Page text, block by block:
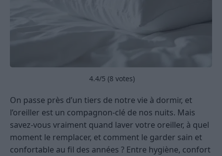
4.4/5 (8 votes)
On passe près d’un tiers de notre vie à dormir, et
l’oreiller est un compagnon-clé de nos nuits. Mais
savez-vous vraiment quand laver votre oreiller, à quel
moment le remplacer, et comment le garder sain et
confortable au fil des années ? Entre hygiène, confort